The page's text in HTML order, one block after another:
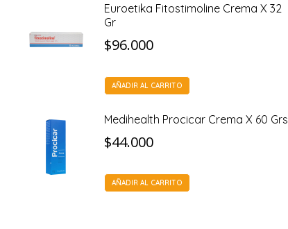
Euroetika Fitostimoline Crema X 32
Gr
$96.000
AÑADIR AL CARRITO
Medihealth Procicar Crema X 60 Grs
$44.000
AÑADIR AL CARRITO